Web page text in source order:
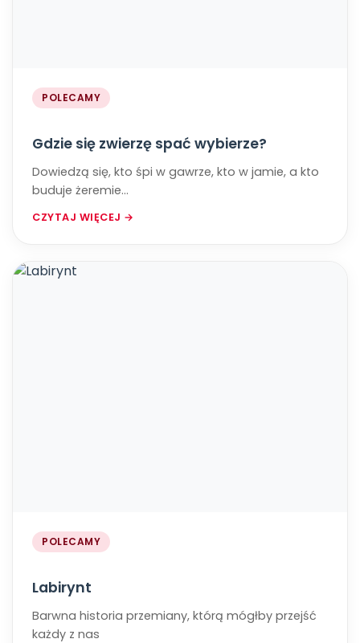
POLECAMY
Gdzie się zwierzę spać wybierze?
Dowiedzą się, kto śpi w gawrze, kto w jamie, a kto
buduje żeremie...
CZYTAJ WIĘCEJ →
POLECAMY
Labirynt
Barwna historia przemiany, którą mógłby przejść
każdy z nas